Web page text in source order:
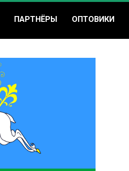
ПАРТНЁРЫ ОПТОВИКИ